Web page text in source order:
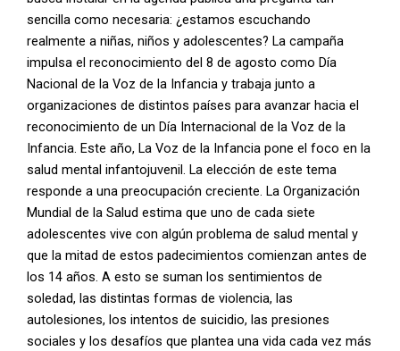
sencilla como necesaria: ¿estamos escuchando
realmente a niñas, niños y adolescentes? La campaña
impulsa el reconocimiento del 8 de agosto como Día
Nacional de la Voz de la Infancia y trabaja junto a
organizaciones de distintos países para avanzar hacia el
reconocimiento de un Día Internacional de la Voz de la
Infancia. Este año, La Voz de la Infancia pone el foco en la
salud mental infantojuvenil. La elección de este tema
responde a una preocupación creciente. La Organización
Mundial de la Salud estima que uno de cada siete
adolescentes vive con algún problema de salud mental y
que la mitad de estos padecimientos comienzan antes de
los 14 años. A esto se suman los sentimientos de
soledad, las distintas formas de violencia, las
autolesiones, los intentos de suicidio, las presiones
sociales y los desafíos que plantea una vida cada vez más